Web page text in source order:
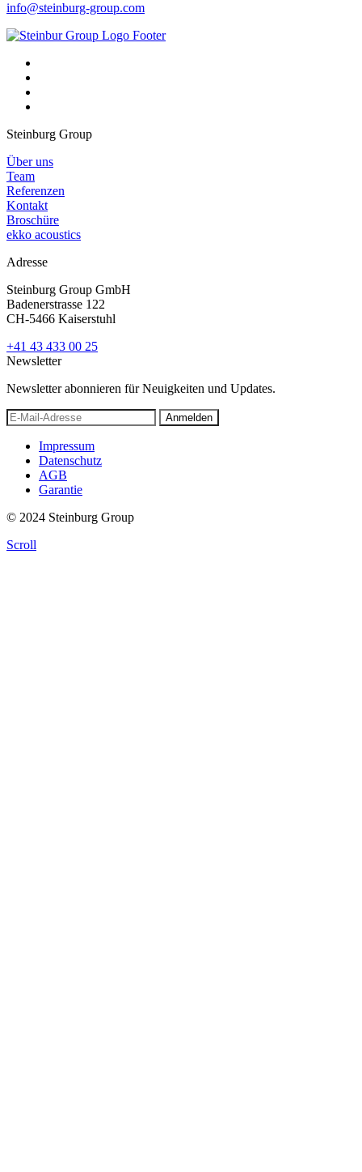
info@steinburg-group.com
Steinburg Group
Über uns
Team
Referenzen
Kontakt
Broschüre
ekko acoustics
Adresse
Steinburg Group GmbH
Badenerstrasse 122
CH-5466 Kaiserstuhl
+41 43 433 00 25
Newsletter
Newsletter abonnieren für Neuigkeiten und Updates.
Anmelden
Impressum
Datenschutz
AGB
Garantie
© 2024 Steinburg Group
Scroll